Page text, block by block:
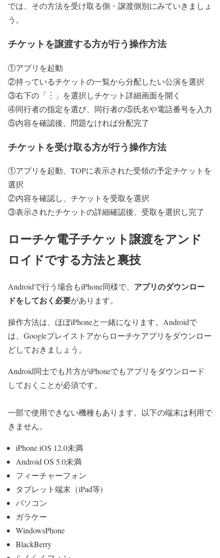
では、その方法を受け取る側・譲渡側別にみていきましょ
う。
チケットを譲渡する方が行う操作方法
①アプリを起動
②持っているチケットの一覧から分配したい公演を選択
③右下の「︙」を選択しチケット詳細画面を開く
④同行者の指定を選び、同行者の⑤氏名や電話番号を入力
⑤内容を確認後、問題なければ分配完了
チケットを受け取る方が行う操作方法
①アプリを起動、TOPに表示された受領の予定チケットを
選択
②内容を確認し、チケットを受取を選択
③表示されたチケットの詳細確認後、受取を選択し完了
ローチケ電子チケット譲渡をアンド
ロイドでする方法と裏技
Androidで行う場合もiPhone同様で、 アプリのダウンロー
ドをしておく必要があります。
操作方法は、ほぼiPhoneと一緒になります。Androidで
は、Googleプレイストアからローチケアプリをダウンロー
どしておきましょう。
Android同士でも片方がiPhoneでもアプリをダウンロード
しておくことが必須です。
一部で使用できない機種もあります。以下の端末は利用で
きません。
iPhone iOS 12.0未満
Android OS 5.0未満
フィーチャーフォン
タブレット端末（iPad等)
パソコン
ガラケー
WindowsPhone
BlackBerry